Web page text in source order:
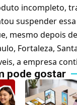
incompleto,
suspender
mesmo depois
Fortaleza,
a empresa
pode gostar